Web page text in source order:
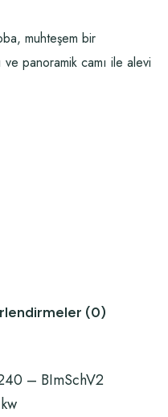
muhteşem bir
panoramik camı ile alevi
(0)
– BImSchV2